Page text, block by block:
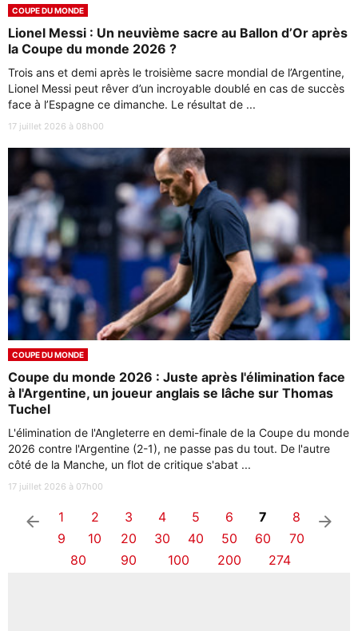
COUPE DU MONDE
Lionel Messi : Un neuvième sacre au Ballon d’Or après
la Coupe du monde 2026 ?
Trois ans et demi après le troisième sacre mondial de l’Argentine,
Lionel Messi peut rêver d’un incroyable doublé en cas de succès
face à l’Espagne ce dimanche. Le résultat de ...
17 juillet 2026 à 08h00
COUPE DU MONDE
Coupe du monde 2026 : Juste après l'élimination face
à l'Argentine, un joueur anglais se lâche sur Thomas
Tuchel
L'élimination de l'Angleterre en demi-finale de la Coupe du monde
2026 contre l'Argentine (2-1), ne passe pas du tout. De l'autre
côté de la Manche, un flot de critique s'abat ...
17 juillet 2026 à 07h00
arrow_left 1 2 3 4 5 6 7
8
9
10 20 30 40 50 60
70
80
90 100 200 274
arrow_right